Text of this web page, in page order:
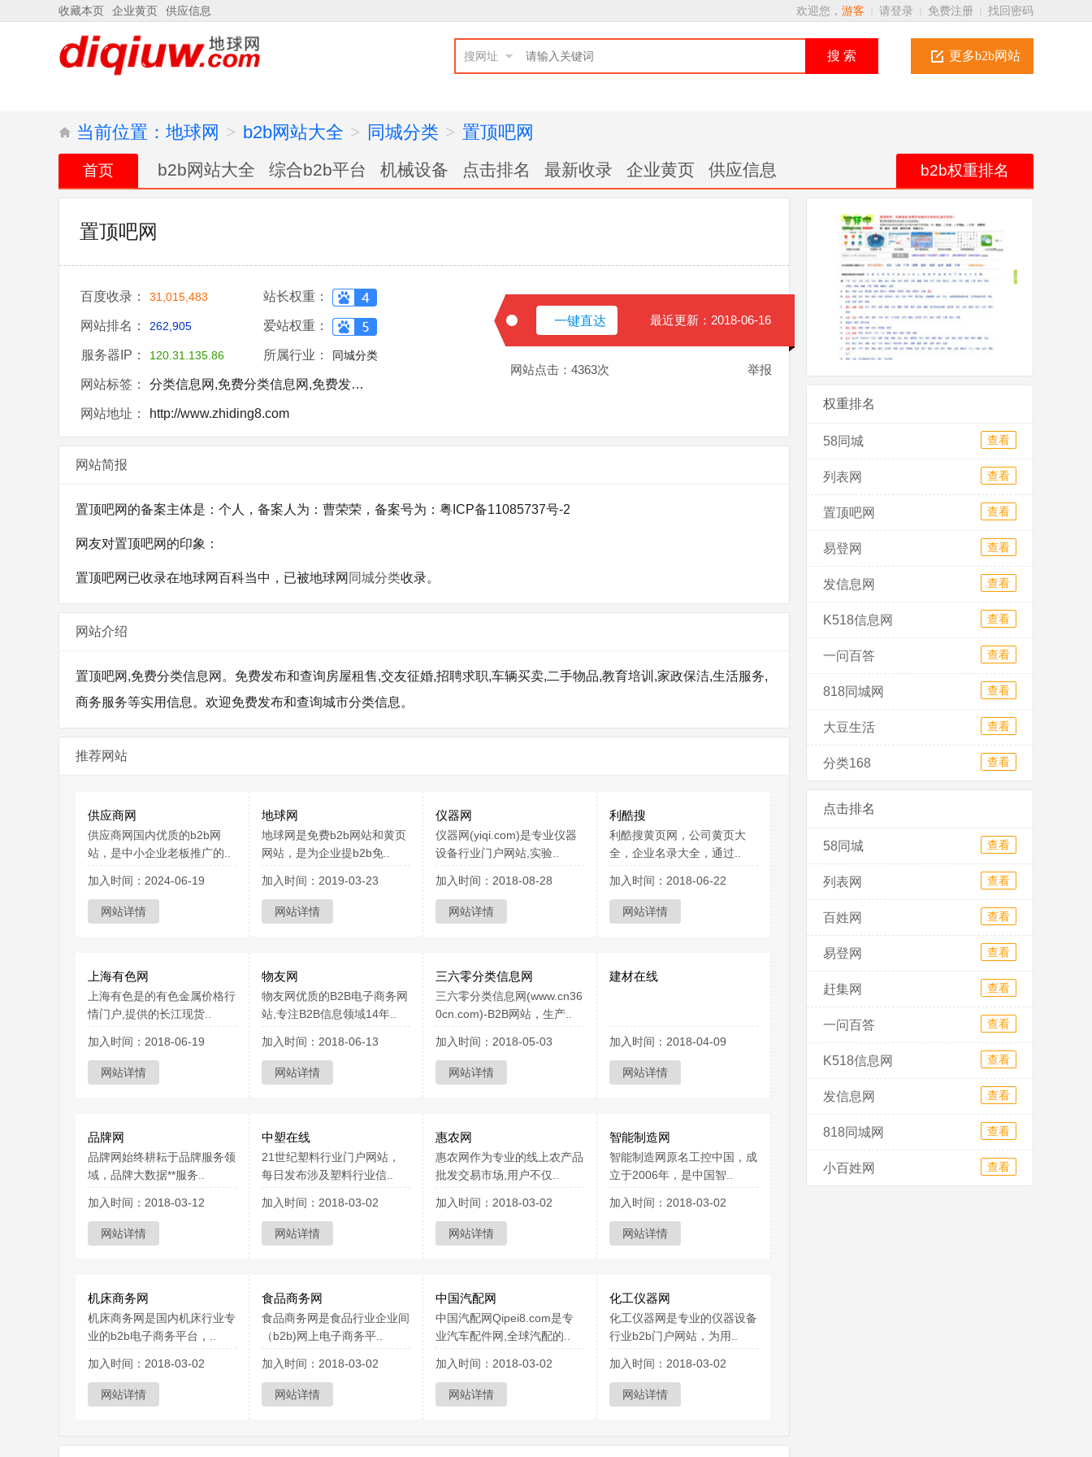
收藏本页 企业黄页 供应信息 欢迎您， 游客 请登录 免费注册 找回密码
更多b2b网站
搜网址 搜 索
当前位置： 地球网 > b2b网站大全 > 同城分类 > 置顶吧网
首页 b2b网站大全 综合b2b平台 机械设备 点击排名 最新收录 企业黄页 供应信息 b2b权重排名
置顶吧网
百度收录： 31,015,483 站长权重：
网站排名： 262,905 爱站权重：
服务器IP： 120.31.135.86 所属行业： 同城分类
网站标签： 分类信息网,免费分类信息网,免费发布信息网站
网站地址： http://www.zhiding8.com
一键直达 最近更新：2018-06-16
网站点击： 4363次 举报
网站简报
置顶吧网的备案主体是：个人，备案人为：曹荣荣，备案号为：粤ICP备11085737号-2
网友对置顶吧网的印象：
置顶吧网已收录在地球网百科当中，已被地球网 同城分类收录。
网站介绍
置顶吧网,免费分类信息网。免费发布和查询房屋租售,交友征婚,招聘求职,车辆买卖,二手物品,教育培训,家政保洁,生活服务,
商务服务等实用信息。欢迎免费发布和查询城市分类信息。
推荐网站
供应商网
供应商网国内优质的b2b网
站，是中小企业老板推广的..
加入时间：2024-06-19
网站详情
地球网
地球网是免费b2b网站和黄页
网站，是为企业提b2b免..
加入时间：2019-03-23
网站详情
仪器网
仪器网(yiqi.com)是专业仪器
设备行业门户网站,实验..
加入时间：2018-08-28
网站详情
利酷搜
利酷搜黄页网，公司黄页大
全，企业名录大全，通过..
加入时间：2018-06-22
网站详情
上海有色网
上海有色是的有色金属价格行
情门户,提供的长江现货..
加入时间：2018-06-19
网站详情
物友网
物友网优质的B2B电子商务网
站,专注B2B信息领域14年..
加入时间：2018-06-13
网站详情
三六零分类信息网
三六零分类信息网(www.cn36
0cn.com)-B2B网站，生产..
加入时间：2018-05-03
网站详情
建材在线
加入时间：2018-04-09
网站详情
品牌网
品牌网始终耕耘于品牌服务领
域，品牌大数据**服务..
加入时间：2018-03-12
网站详情
中塑在线
21世纪塑料行业门户网站，
每日发布涉及塑料行业信..
加入时间：2018-03-02
网站详情
惠农网
惠农网作为专业的线上农产品
批发交易市场,用户不仅..
加入时间：2018-03-02
网站详情
智能制造网
智能制造网原名工控中国，成
立于2006年，是中国智..
加入时间：2018-03-02
网站详情
机床商务网
机床商务网是国内机床行业专
业的b2b电子商务平台，..
加入时间：2018-03-02
网站详情
食品商务网
食品商务网是食品行业企业间
（b2b)网上电子商务平..
加入时间：2018-03-02
网站详情
中国汽配网
中国汽配网Qipei8.com是专
业汽车配件网,全球汽配的..
加入时间：2018-03-02
网站详情
化工仪器网
化工仪器网是专业的仪器设备
行业b2b门户网站，为用..
加入时间：2018-03-02
网站详情
权重排名
58同城 查看
列表网 查看
置顶吧网 查看
易登网 查看
发信息网 查看
K518信息网 查看
一问百答 查看
818同城网 查看
大豆生活 查看
分类168 查看
点击排名
58同城 查看
列表网 查看
百姓网 查看
易登网 查看
赶集网 查看
一问百答 查看
K518信息网 查看
发信息网 查看
818同城网 查看
小百姓网 查看